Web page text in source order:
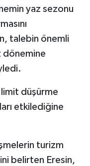
yaz sezonu
talebin önemli
dönemine
limit düşürme
etkilediğine
turizm
belirten Eresin,